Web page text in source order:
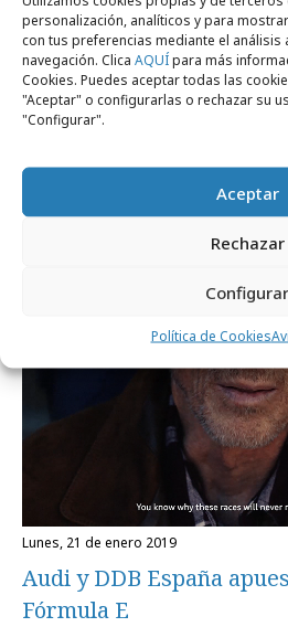
personalización, analíticos y para
con tus preferencias mediante el
navegación. Clica AQUÍpara más
Cookies. Puedes aceptar todas las
"Aceptar" o configurarlas o rechazar su
"Configurar".
Aceptar
Rechazar
Configurar
Política de Cookies
martes, 2 de febrero 2021
Fórmula E
lunes, 21 de enero 2019
Audi y DDB España
Fórmula E